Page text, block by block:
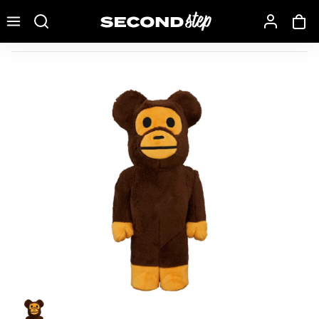
Bearbrick Baby Milo(R) Costume Ver. 400%